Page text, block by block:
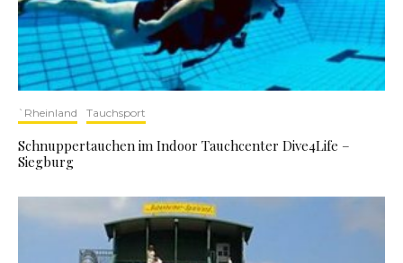
`Rheinland Tauchsport
Schnuppertauchen im Indoor Tauchcenter Dive4Life –
Siegburg